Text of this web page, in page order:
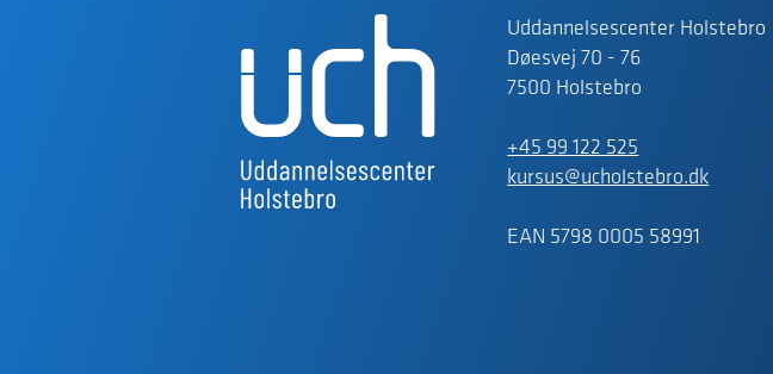
Uddannelsescenter Holstebro
Døesvej 70 - 76
7500 Holstebro
+45 99 122 525
kursus@ucholstebro.dk
EAN 5798 0005 58991